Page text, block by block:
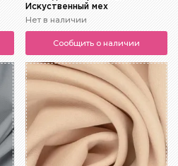
Искуственный мех
Нет в наличии
Сообщить о наличии